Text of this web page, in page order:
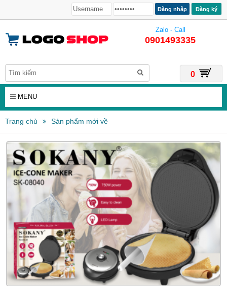
Đăng ký
Zalo - Call
0901493335
0
MENU
Trang chủ Sản phẩm mới về